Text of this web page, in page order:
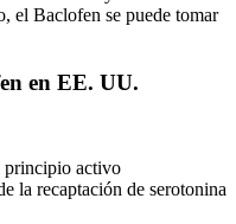
el Baclofen se puede tomar
en EE. UU.
principio activo
la recaptación de serotonina